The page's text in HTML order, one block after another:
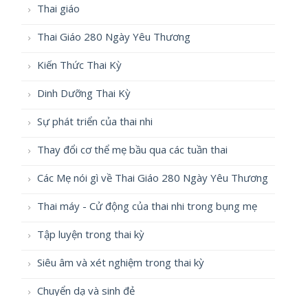
Thai giáo
Thai Giáo 280 Ngày Yêu Thương
Kiến Thức Thai Kỳ
Dinh Dưỡng Thai Kỳ
Sự phát triển của thai nhi
Thay đổi cơ thể mẹ bầu qua các tuần thai
Các Mẹ nói gì về Thai Giáo 280 Ngày Yêu Thương
Thai máy - Cử động của thai nhi trong bụng mẹ
Tập luyện trong thai kỳ
Siêu âm và xét nghiệm trong thai kỳ
Chuyển dạ và sinh đẻ